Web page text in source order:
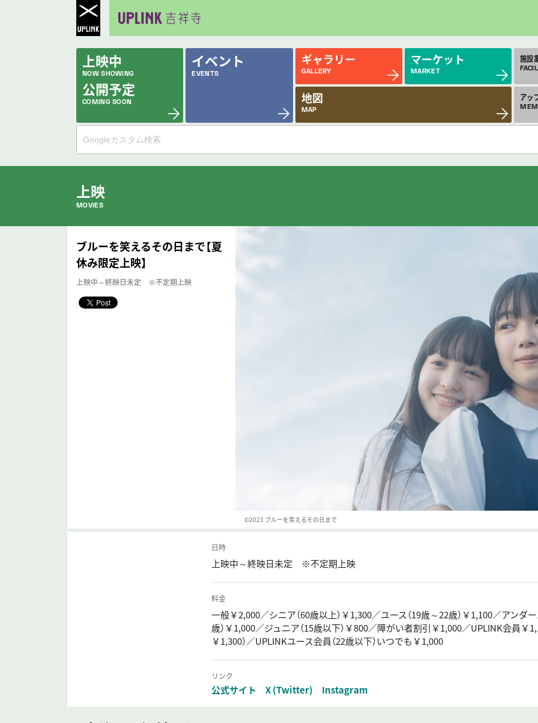
上映中
NOW SHOWING
公開予定
COMING SOON
イベント
EVENTS
ギャラリー
GALLERY
マーケット
MARKET
地図
MAP
施設
アッ
上映
MOVIES
公開中の作品
NOW PLAYING
ブルーを笑えるその日まで【夏
休み限定上映】
上映中～終映日未定 ※不定期上映
©2023 ブルーを笑えるその日まで
日時
上映中～終映日未定 ※不定期上映
料金
一般￥2,000／シニア（60歳以上）￥1,300／ユース（19歳～22歳）￥1,100／アンダ
歳）￥1,000／ジュニア（15歳以下）￥800／障がい者割引￥1,000／UPLINK会員￥
￥1,300）／UPLINKユース会員（22歳以下）いつでも￥1,000
リンク
公式サイト X (Twitter) Instagram